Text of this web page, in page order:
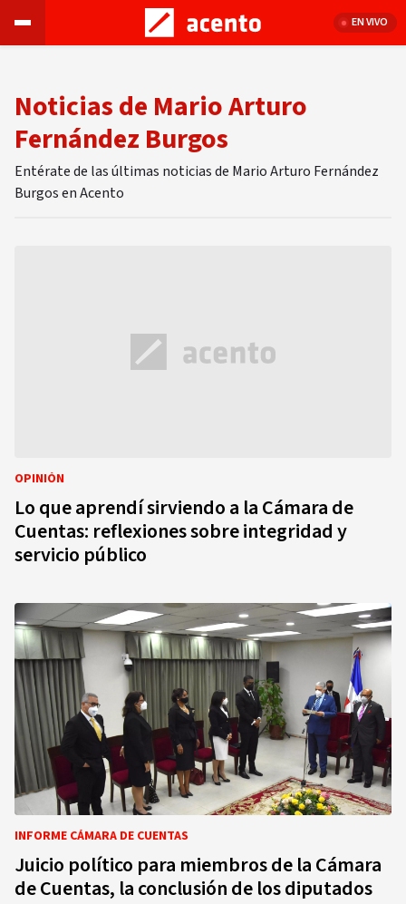
EN VIVO
Noticias de Mario Arturo
Fernández Burgos
Entérate de las últimas noticias de Mario Arturo Fernández
Burgos en Acento
OPINIÓN
Lo que aprendí sirviendo a la Cámara de
Cuentas: reflexiones sobre integridad y
servicio público
INFORME CÁMARA DE CUENTAS
Juicio político para miembros de la Cámara
de Cuentas, la conclusión de los diputados